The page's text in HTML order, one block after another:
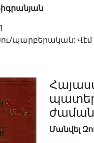
պարբերական:
Մանվել